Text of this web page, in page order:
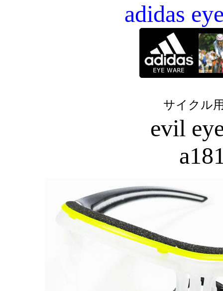
adidas
サイクル
evil